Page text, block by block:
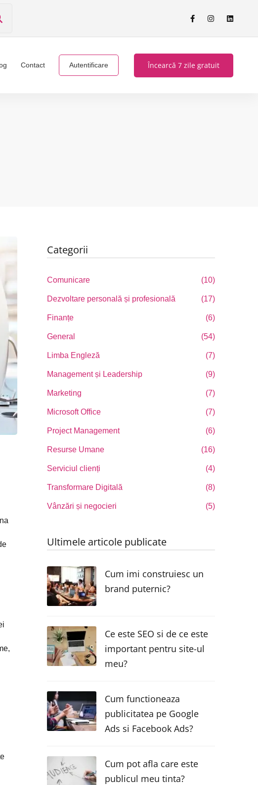
Contact Autentificare Încearcă 7 zile gratuit
Categorii
Comunicare (10)
Dezvoltare personală și profesională (17)
Finanțe (6)
General (54)
Limba Engleză (7)
Management și Leadership (9)
Marketing (7)
Microsoft Office (7)
Project Management (6)
Resurse Umane (16)
Serviciul clienți (4)
Transformare Digitală (8)
Vânzări și negocieri (5)
Ultimele articole publicate
Cum imi construiesc un
brand puternic?
Ce este SEO si de ce este
important pentru site-ul
meu?
Cum functioneaza
publicitatea pe Google
Ads si Facebook Ads?
Cum pot afla care este
publicul meu tinta?